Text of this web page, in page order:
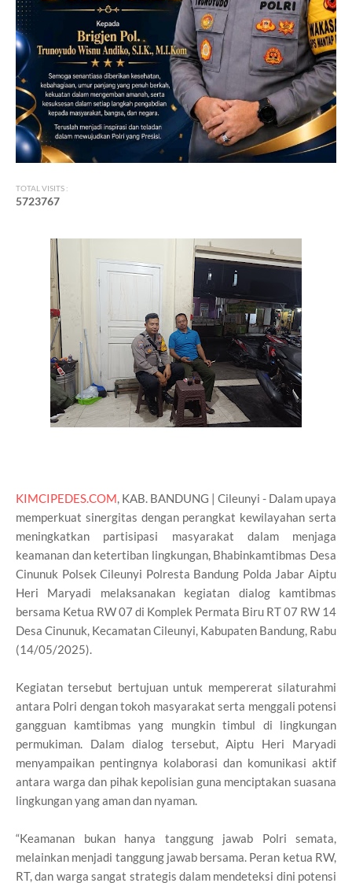
TOTAL VISITS :
5723767
KIMCIPEDES.COM, KAB. BANDUNG | Cileunyi - Dalam upaya
memperkuat sinergitas dengan perangkat kewilayahan serta
meningkatkan partisipasi masyarakat dalam menjaga
keamanan dan ketertiban lingkungan, Bhabinkamtibmas Desa
Cinunuk Polsek Cileunyi Polresta Bandung Polda Jabar Aiptu
Heri Maryadi melaksanakan kegiatan dialog kamtibmas
bersama Ketua RW 07 di Komplek Permata Biru RT 07 RW 14
Desa Cinunuk, Kecamatan Cileunyi, Kabupaten Bandung, Rabu
(14/05/2025).
Kegiatan tersebut bertujuan untuk mempererat silaturahmi
antara Polri dengan tokoh masyarakat serta menggali potensi
gangguan kamtibmas yang mungkin timbul di lingkungan
permukiman. Dalam dialog tersebut, Aiptu Heri Maryadi
menyampaikan pentingnya kolaborasi dan komunikasi aktif
antara warga dan pihak kepolisian guna menciptakan suasana
lingkungan yang aman dan nyaman.
“Keamanan bukan hanya tanggung jawab Polri semata,
melainkan menjadi tanggung jawab bersama. Peran ketua RW,
RT, dan warga sangat strategis dalam mendeteksi dini potensi